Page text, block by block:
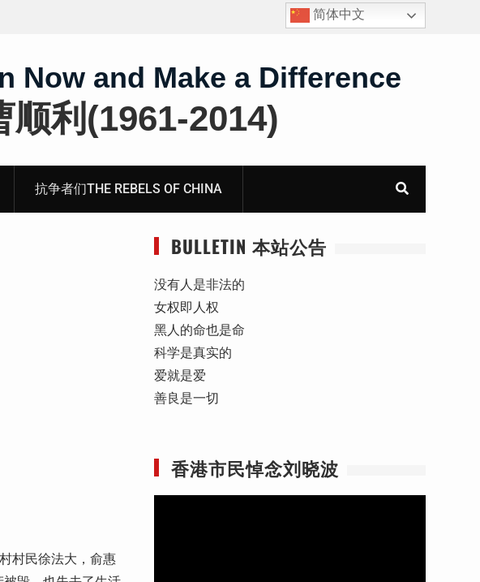
王雅军：就《国务院关于出境入境管理的规定》第二条
简体中文
Now and Make a Difference
顺利(1961-2014)
抗争者们THE REBELS OF CHINA
村民徐法大，俞惠
BULLETIN 本站公告
没有人是非法的
女权即人权
黑人的命也是命
科学是真实的
爱就是爱
善良是一切
香港市民悼念刘晓波